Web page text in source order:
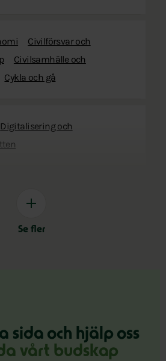
Civilförsvar och
Civilsamhälle och
Cykla och gå
Digitalisering och
Se fler
sida och hjälp oss
vårt budskap